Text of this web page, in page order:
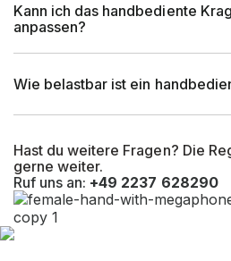
Montageart
Anlieferart
Befestigungsart
Hast du weitere Fragen? Die
gerne weiter.
Ruf uns an: +49 2237 628290
Kann ich das handbediente
anpassen?
Wie belastbar ist ein